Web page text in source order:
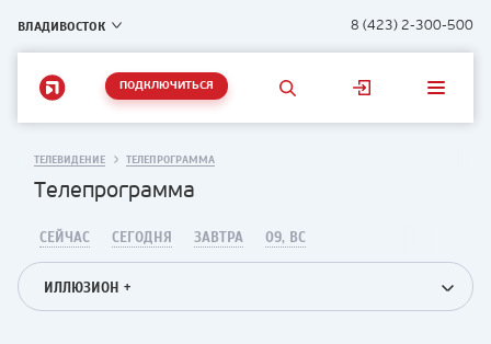
ВЛАДИВОСТОК 8 (423) 2-300-500
ПОДКЛЮЧИТЬСЯ
ТЕЛЕВИДЕНИЕ ТЕЛЕПРОГРАММА
Телепрограмма
СЕЙЧАС СЕГОДНЯ ЗАВТРА 09, ВС
ИЛЛЮЗИОН +